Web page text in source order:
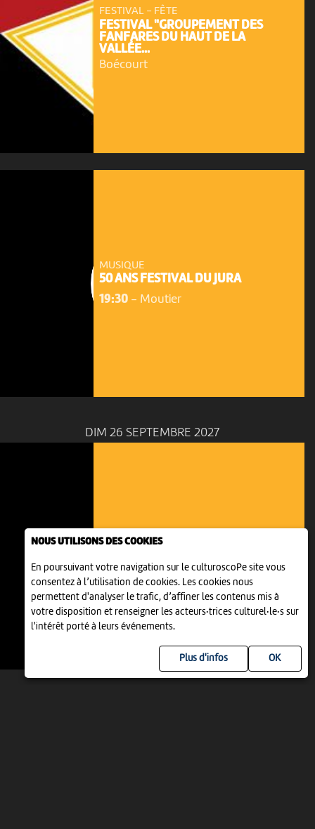
NOUS UTILISONS DES COOKIES
En poursuivant votre navigation sur le culturoscoPe site vous
consentez à l’utilisation de cookies. Les cookies nous
permettent d'analyser le trafic, d’affiner les contenus mis à
votre disposition et renseigner les acteurs·trices culturel·le·s sur
l'intérêt porté à leurs événements.
Plus d'infos
FESTIVAL - FÊTE
FESTIVAL "GROUPEMENT DES
FANFARES DU HAUT DE LA
VALLÉE...
Boécourt
MUSIQUE
50 ANS FESTIVAL DU JURA
19:30- Moutier
DIM 26 SEPTEMBRE 2027
MUSIQUE
17:00-Courgenay